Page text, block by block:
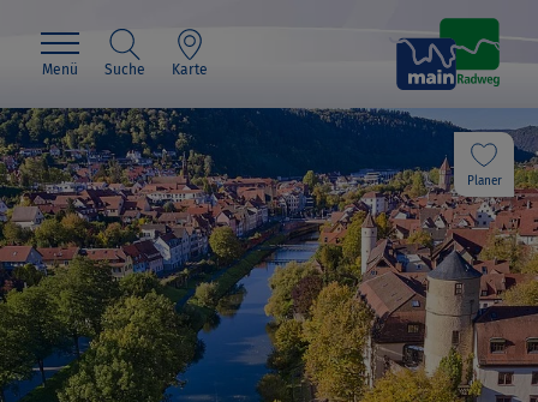
Menü Suche Karte
Planer